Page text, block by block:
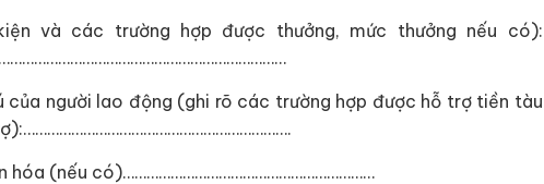
và các trường hợp được thưởng, mức thưởng nếu có):
của người lao động (ghi rõ các trường hợp được hỗ trợ tiền tàu
hóa (nếu có)………………………………………………………